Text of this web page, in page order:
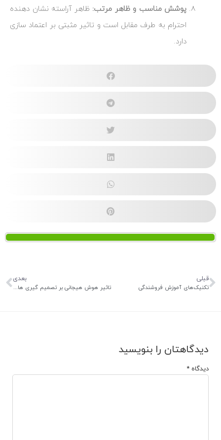
پوشش مناسب و ظاهر مرتب: ظاهر آراسته نشان‌ دهنده
احترام به طرف مقابل است و تاثیر مثبتی بر اعتماد سازی
دارد.
قبلی
تکنیک‌های آموزش فروشندگی
بعدی
تاثیر هوش هیجانی بر تصمیم گیری های کلان
دیدگاهتان را بنویسید
دیدگاه *